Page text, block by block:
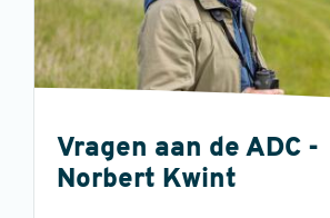
Vragen aan de ADC -
Norbert Kwint